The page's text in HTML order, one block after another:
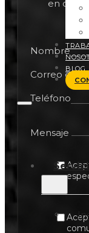
BLOG
en
Nombre
Correo
Teléfono
Mensaje